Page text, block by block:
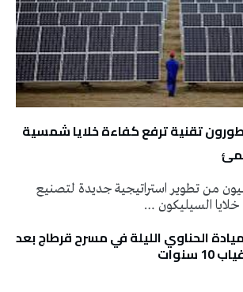
تقنية ترفع كفاءة خلايا شمسية
من تطوير استراتيجية جديدة لتصنيع
خلايا السيليكون …
ميادة الحناوي الليلة في مسرح قرطاج بعد
غياب 10 سنوات